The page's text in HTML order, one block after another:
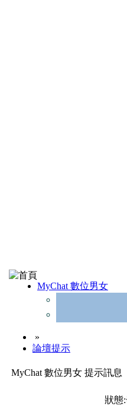
MyChat 數位男女
»
論壇提示
MyChat 數位男女 提示訊息
狀態